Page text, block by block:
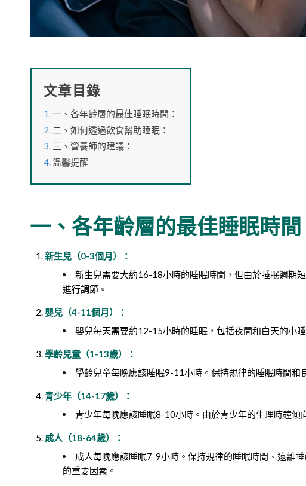
文章目錄
一、各年齡層的最佳睡眠時間：
二、如何透過飲食幫助睡眠：
三、營養師的建議：
溫馨提醒
一、各年齡層的最佳睡眠時間
新生兒（0-3個月）：
新生兒需要大約16-18小時的睡眠時間，但由於睡眠週期
進行調節。
嬰兒（4-11個月）：
嬰兒每天需要約12-15小時的睡眠，包括夜間和白天的小
學齡兒童（1-13歲）：
學齡兒童每晚應該睡眠9-11小時。保持規律的睡眠時間和
青少年（14-17歲）：
青少年每晚應該睡眠8-10小時。由於青少年的生理時鐘傾
成人（18-64歲）：
成人每晚應該睡眠7-9小時。保持規律的睡眠時間、遠離
的重要因素。